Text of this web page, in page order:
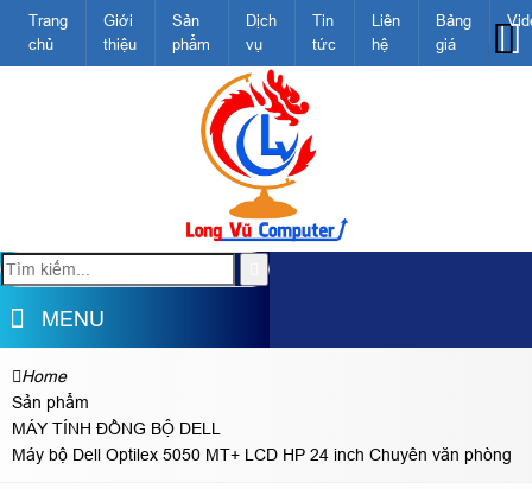
Trang
chủ
Giới
thiệu
Sản
phẩm
Dịch
vụ
Tin
tức
Liên
hệ
Bảng
giá
MENU
Home
Sản phẩm
MÁY TÍNH ĐỒNG BỘ DELL
Máy bộ Dell Optilex 5050 MT+ LCD HP 24 inch Chuyên văn phòng